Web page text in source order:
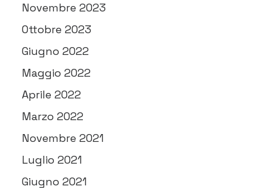
Novembre 2023
Ottobre 2023
Giugno 2022
Maggio 2022
Aprile 2022
Marzo 2022
Novembre 2021
Luglio 2021
Giugno 2021